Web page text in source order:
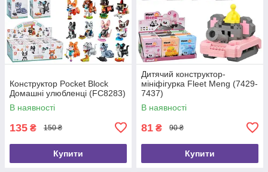
Конструктор Pocket Block
Домашні улюбленці (FC8283)
В наявності
135 ₴ 150 ₴
Купити
Дитячий конструктор-
мініфігурка Fleet Meng (7429-
7437)
В наявності
81 ₴ 90 ₴
Купити